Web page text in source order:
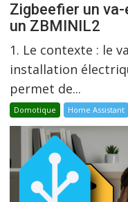
Zigbeefier un
un ZBMINIL2
1. Le contexte : le
installation
permet de...
Domotique Home Assistant